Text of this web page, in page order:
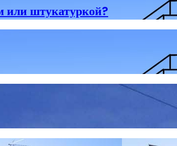
или штукатуркой?